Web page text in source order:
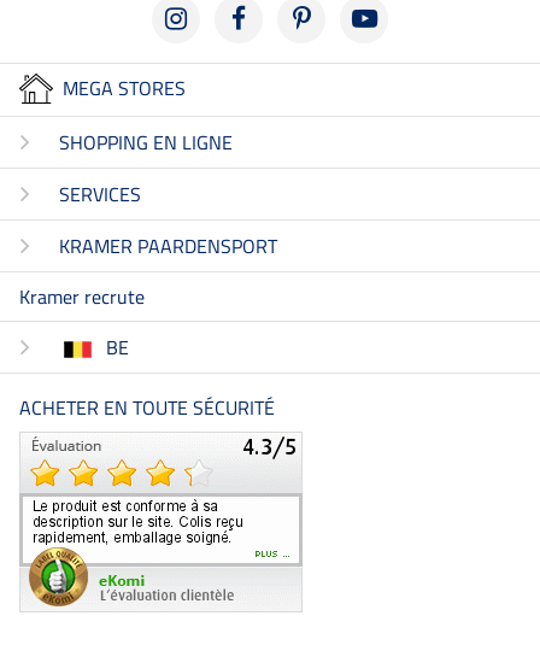
MEGA STORES
SHOPPING EN LIGNE
SERVICES
KRAMER PAARDENSPORT
Kramer recrute
BE
ACHETER EN TOUTE SÉCURITÉ